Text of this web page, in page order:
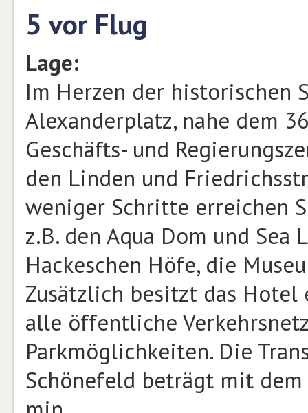
5 vor Flug
Lage:
Im Herzen der historischen
Alexanderplatz, nahe dem
Geschäfts- und
den Linden und
weniger Schritte erreichen
z.B. den Aqua Dom und
Hackeschen Höfe, die
Zusätzlich besitzt das Hotel
alle öffentliche
Parkmöglichkeiten. Die
Schönefeld beträgt mit